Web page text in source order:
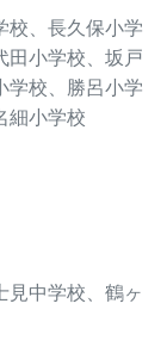
校、長久保小学
田小学校、坂戸
学校、勝呂小学
細小学校
見中学校、鶴ヶ